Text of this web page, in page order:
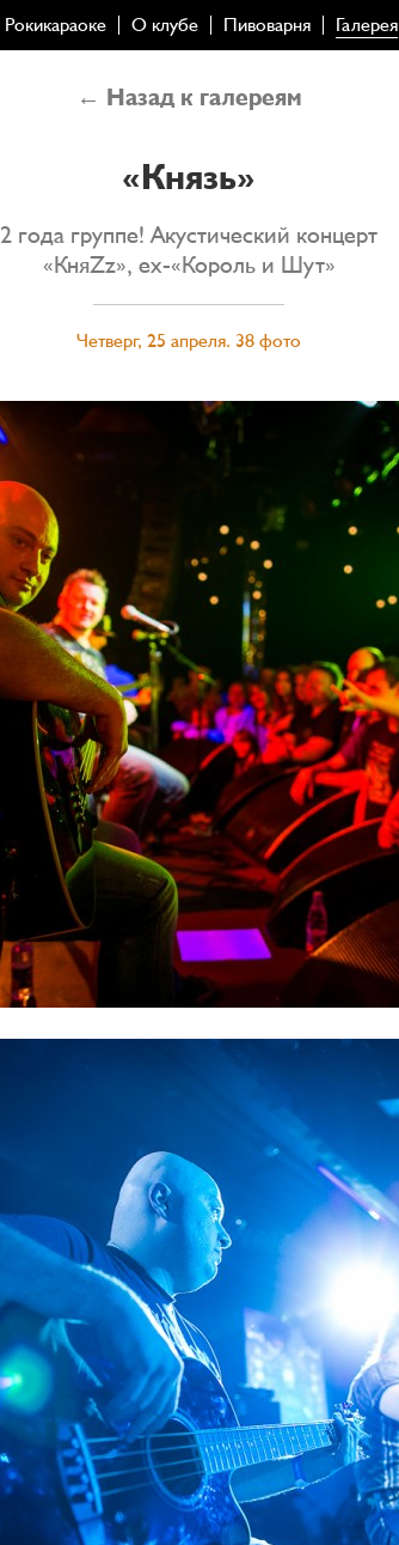
Рокикараоке О клубе Пивоварня Галерея
← Назад к галереям
«Князь»
2 года группе! Акустический концерт
«КняZz», ex-«Король и Шут»
Четверг, 25 апреля. 38 фото